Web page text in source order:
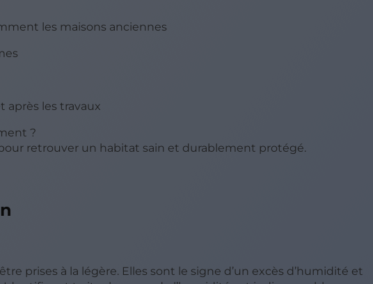
les maisons anciennes
les travaux
?
retrouver un habitat sain et durablement protégé.
prises à la légère. Elles sont le signe d’un excès d’humidité et